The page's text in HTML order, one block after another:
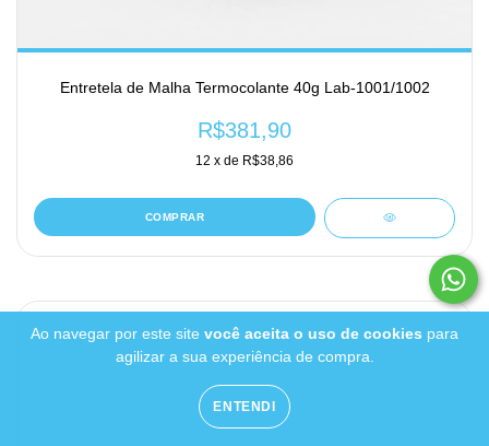
Ao navegar por este site você aceita o uso de cookies para
agilizar a sua experiência de compra.
ENTENDI
Entretela de Malha Termocolante 40g Lab-1001/1002
R$381,90
12 x de R$38,86
COMPRAR